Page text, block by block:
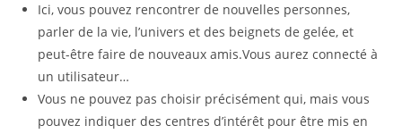
Ici, vous pouvez rencontrer de nouvelles personnes,
parler de la vie, l’univers et des beignets de gelée, et
peut-être faire de nouveaux amis.Vous aurez connecté à
un utilisateur…
Vous ne pouvez pas choisir précisément qui, mais vous
pouvez indiquer des centres d’intérêt pour être mis en